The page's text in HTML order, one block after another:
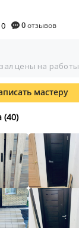
0 0отзывов
цены на работы
мастеру
(40)